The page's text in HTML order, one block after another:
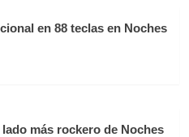
en 88 teclas en Noches
más rockero de Noches